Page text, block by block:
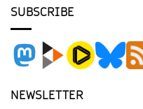
SUBSCRIBE
NEWSLETTER